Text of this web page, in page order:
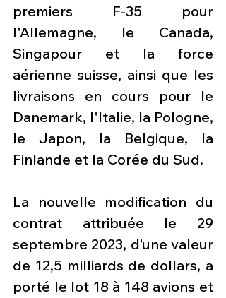
premiers F-35 pour
l'Allemagne, le Canada,
Singapour et la force
aérienne suisse, ainsi que les
livraisons en cours pour le
Danemark, l'Italie, la Pologne,
le Japon, la Belgique, la
Finlande et la Corée du Sud.
La nouvelle modification du
contrat attribuée le 29
septembre 2023, d’une valeur
de 12,5 milliards de dollars, a
porté le lot 18 à 148 avions et